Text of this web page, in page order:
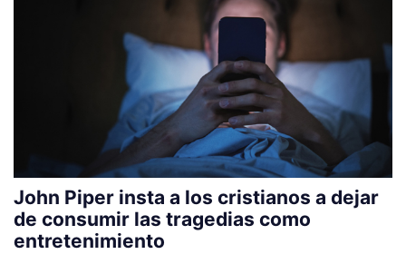
John Piper insta a los cristianos a dejar
de consumir las tragedias como
entretenimiento